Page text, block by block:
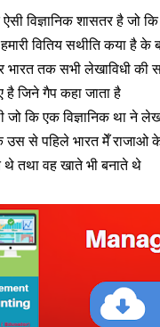
विज्ञानिक शासतर है जो
वितिय सथीति कया है के
तक सभी लेखाविधी की
है जिने गैप कहा जाता है
जो कि एक विज्ञानिक था ने
उस से पहिले भारत मेँ राजाओ
तथा वह खाते भी बनाते थे